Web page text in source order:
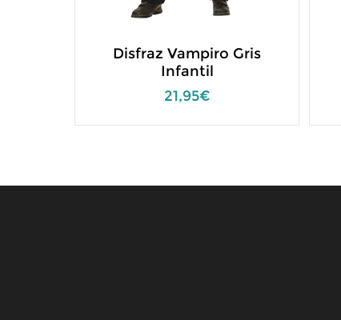
Disfraz Vampiro Gris
Infantil
21,95€